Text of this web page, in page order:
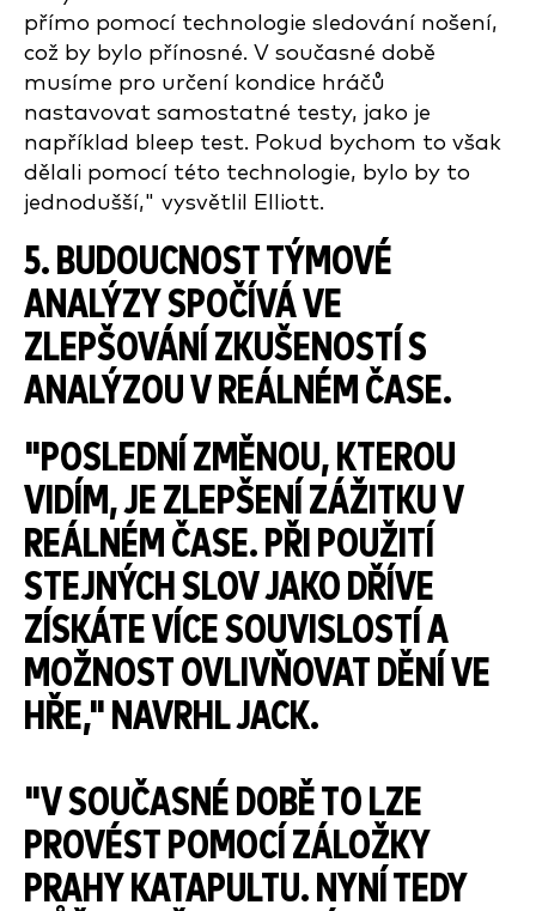
přímo pomocí technologie sledování nošení,
což by bylo přínosné. V současné době
musíme pro určení kondice hráčů
nastavovat samostatné testy, jako je
například bleep test. Pokud bychom to však
dělali pomocí této technologie, bylo by to
jednodušší," vysvětlil Elliott.
5. BUDOUCNOST TÝMOVÉ
ANALÝZY SPOČÍVÁ VE
ZLEPŠOVÁNÍ ZKUŠENOSTÍ S
ANALÝZOU V REÁLNÉM ČASE.
"POSLEDNÍ ZMĚNOU, KTEROU
VIDÍM, JE ZLEPŠENÍ ZÁŽITKU V
REÁLNÉM ČASE. PŘI POUŽITÍ
STEJNÝCH SLOV JAKO DŘÍVE
ZÍSKÁTE VÍCE SOUVISLOSTÍ A
MOŽNOST OVLIVŇOVAT DĚNÍ VE
HŘE," NAVRHL JACK.
"V SOUČASNÉ DOBĚ TO LZE
PROVÉST POMOCÍ ZÁLOŽKY
PRAHY KATAPULTU. NYNÍ TEDY